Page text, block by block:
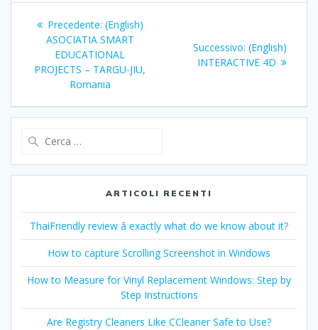
Navigazione
articoli
Precedente: Articolo
precedente:
(English)
ASOCIATIA SMART
EDUCATIONAL
PROJECTS – TARGU-JIU,
Romania
Successivo: Articolo
successivo:
(English)
INTERACTIVE 4D
ARTICOLI RECENTI
ThaiFriendly review â exactly what do we know about it?
How to capture Scrolling Screenshot in Windows
How to Measure for Vinyl Replacement Windows: Step by
Step Instructions
Are Registry Cleaners Like CCleaner Safe to Use?